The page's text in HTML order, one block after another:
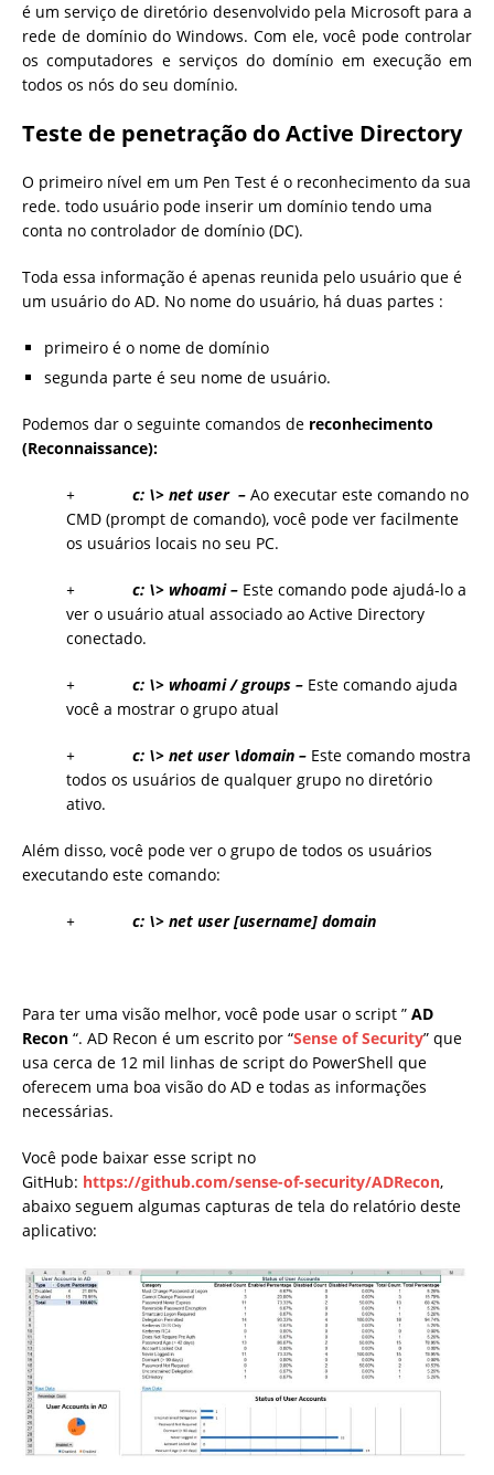
é um serviço de diretório desenvolvido pela Microsoft para a
rede de domínio do Windows. Com ele, você pode controlar
os computadores e serviços do domínio em execução em
todos os nós do seu domínio.
Teste de penetração do Active Directory
O primeiro nível em um Pen Test é o reconhecimento da sua
rede. todo usuário pode inserir um domínio tendo uma
conta no controlador de domínio (DC).
Toda essa informação é apenas reunida pelo usuário que é
um usuário do AD. No nome do usuário, há duas partes :
primeiro é o nome de domínio
segunda parte é seu nome de usuário.
Podemos dar o seguinte comandos de reconhecimento
(Reconnaissance):
+ c: \> net user – Ao executar este comando no
CMD (prompt de comando), você pode ver facilmente
os usuários locais no seu PC.
+ c: \> whoami – Este comando pode ajudá-lo a
ver o usuário atual associado ao Active Directory
conectado.
+ c: \> whoami / groups – Este comando ajuda
você a mostrar o grupo atual
+ c: \> net user \domain – Este comando mostra
todos os usuários de qualquer grupo no diretório
ativo.
Além disso, você pode ver o grupo de todos os usuários
executando este comando:
+ c: \> net user [username] domain
Para ter uma visão melhor, você pode usar o script ” AD
Recon “. AD Recon é um escrito por “Sense of Security” que
usa cerca de 12 mil linhas de script do PowerShell que
oferecem uma boa visão do AD e todas as informações
necessárias.
Você pode baixar esse script no
GitHub: https://github.com/sense-of-security/ADRecon,
abaixo seguem algumas capturas de tela do relatório deste
aplicativo: